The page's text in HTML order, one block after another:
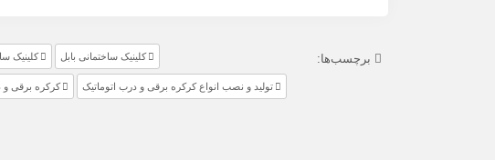
برچسب‌ها: کلینیک ساختمانی بابل کلینیک
تولید و نصب انواع کرکره برقی و درب اتوماتیک کرکره برقی و